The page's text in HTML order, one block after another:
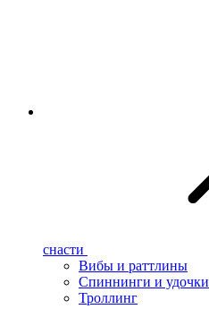
снасти
Вибы и раттлины
Спиннинги и удочки
Троллинг